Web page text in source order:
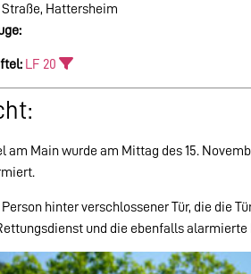
Hattersheim
LF 20
am Main wurde am Mittag des 15.
hinter verschlossener Tür, die die
und die ebenfalls alarmierte